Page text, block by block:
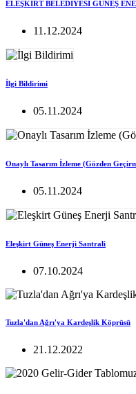
ELEŞKİRT BELEDİYESİ GÜNEŞ
11.12.2024
İlgi Bildirimi
05.11.2024
Onaylı Tasarım İzleme (Gözden
05.11.2024
Eleşkirt Güneş Enerji Santrali
07.10.2024
Tuzla'dan Ağrı'ya Kardeşlik Köprüsü
21.12.2022